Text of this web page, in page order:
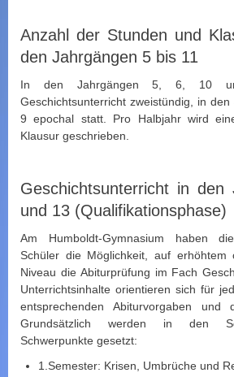
Anzahl der Stunden und
den Jahrgängen 5 bis 11
In den Jahrgängen 5, 6, 10
Geschichtsunterricht zweistündig, in
9 epochal statt. Pro Halbjahr wird
Klausur geschrieben.
Geschichtsunterricht in den
und 13 (Qualifikationsphase)
Am Humboldt-Gymnasium haben
Schüler die Möglichkeit, auf erhöhtem
Niveau die Abiturprüfung im Fach
Unterrichtsinhalte orientieren sich für
entsprechenden Abiturvorgaben und
Grundsätzlich werden in den
Schwerpunkte gesetzt:
1.Semester: Krisen, Umbrüche und